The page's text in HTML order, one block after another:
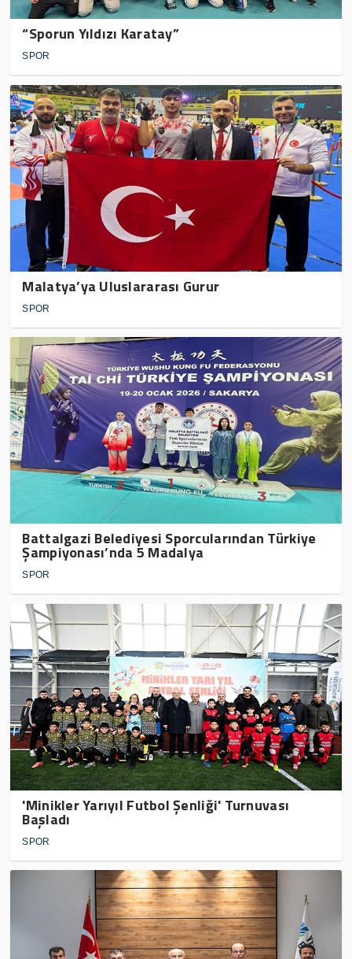
“Sporun Yıldızı Karatay”
SPOR
Malatya’ya Uluslararası Gurur
SPOR
Battalgazi Belediyesi Sporcularından Türkiye
Şampiyonası’nda 5 Madalya
SPOR
'Minikler Yarıyıl Futbol Şenliği' Turnuvası
Başladı
SPOR